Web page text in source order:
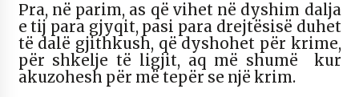
Pra, në parim, as që vihet në dyshim dalja
e tij para gjyqit, pasi para drejtësisë duhet
të dalë gjithkush, që dyshohet për krime,
për shkelje të ligjit, aq më shumë kur
akuzohesh për më tepër se një krim.